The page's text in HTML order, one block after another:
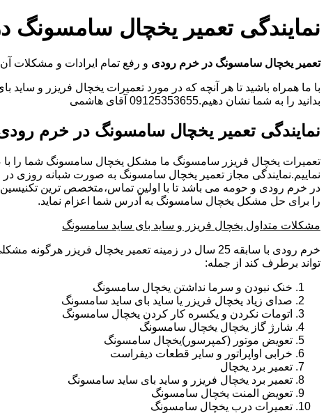
نمایندگی تعمیر یخچال سامسونگ
تعمیر یخچال سامسونگ در خرم رودی و رفع تمام ایرادات و
با ما همراه باشید تا هر آنچه که در مورد تعمیرات یخچال فریزر و ساید
بدانید را به شما نشان دهیم.09125353655 آقای هاشمی
نمایندگی تعمیر یخچال سامسونگ در خرم
تعمیرات یخچال فریزر سامسونگ ما مشکل یخچال سامسونگ شما را
نماییم.نمایندگی مجاز تعمیر یخچال سامسونگ به صورت شبانه روزی
در خرم رودی و حومه می باشد تا با اولین تماس،متخصص ترین
را برای حل مشکل یخچال سامسونگ به آدرس شما اعزام نماید.
مشکلات متداول یخچال فریزر و ساید بای ساید سامسونگ
خرم رودی با سابقه 25 سال در زمینه تعمیر یخچال فریزر
تواند برطرف کند از جمله:
خنک نبودن و سرما نداشتن یخچال سامسونگ
صدای زیاد یخچال فریزر یا ساید بای ساید سامسونگ
اتومات نکردن و یکسره کار کردن یخچال سامسونگ
شارژ گاز یخچال یخچال سامسونگ
تعویض موتور (کمپرسور)یخچال سامسونگ
خرابی اواپراتور و سایر قطعات دیفراست
تعمیر برد یخچال
تعمیر برد یخچال فریزر و ساید بای ساید سامسونگ
تعویض المنت یخچال سامسونگ
تعمیرات درب یخچال سامسونگ